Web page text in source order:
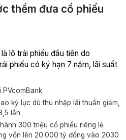
thềm đưa cổ phiếu
lô trái phiếu đầu tiên do
phiếu có ký hạn 7 năm, lãi suất
kỷ lục dù thu nhập lãi thuần giảm,
lần
300 triệu cổ phiếu riêng lẻ
vốn lên 20.000 tỷ đồng vào 2030